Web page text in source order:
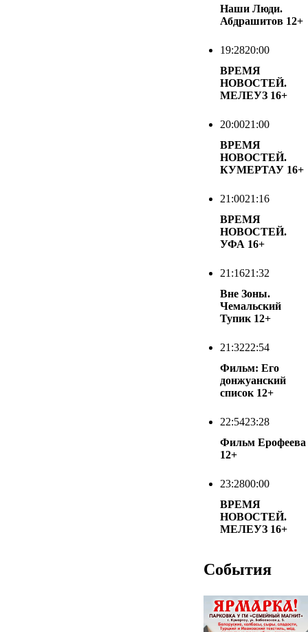
Наши Люди.
Абдрашитов 12+
19:2820:00
ВРЕМЯ
НОВОСТЕЙ.
МЕЛЕУЗ 16+
20:0021:00
ВРЕМЯ
НОВОСТЕЙ.
КУМЕРТАУ 16+
21:0021:16
ВРЕМЯ
НОВОСТЕЙ.
УФА 16+
21:1621:32
Вне Зоны.
Чемальский
Тупик 12+
21:3222:54
Фильм: Его
донжуанский
список 12+
22:5423:28
Фильм Ерофеева
12+
23:2800:00
ВРЕМЯ
НОВОСТЕЙ.
МЕЛЕУЗ 16+
События